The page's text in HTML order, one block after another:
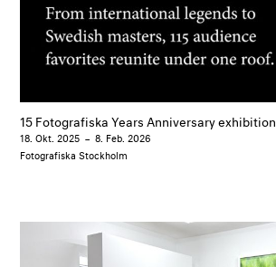
15 Fotografiska Years Anniversary exhibition
18. Okt. 2025 –8. Feb. 2026
Fotografiska Stockholm